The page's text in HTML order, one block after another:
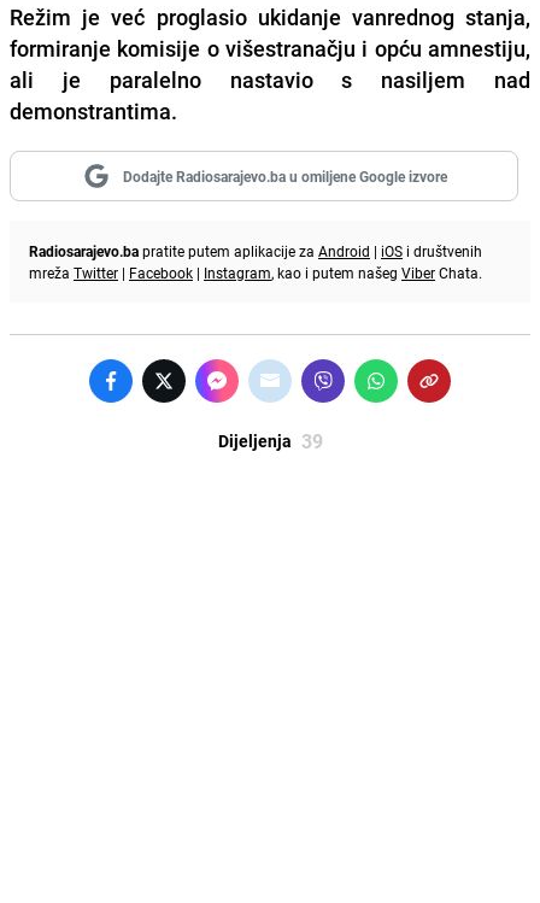
Režim je već proglasio ukidanje vanrednog stanja,
formiranje komisije o višestranačju i opću amnestiju,
ali je paralelno nastavio s nasiljem nad
demonstrantima.
Dodajte Radiosarajevo.ba u omiljene Google izvore
Radiosarajevo.bapratite putem aplikacije za Android | iOS i društvenih
mreža Twitter | Facebook | Instagram, kao i putem našeg ViberChata.
Dijeljenja 39